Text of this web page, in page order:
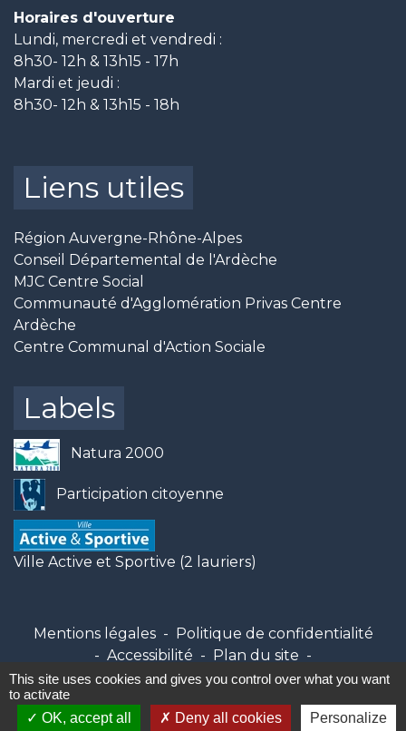
Horaires d'ouverture
Lundi, mercredi et vendredi :
8h30- 12h & 13h15 - 17h
Mardi et jeudi :
8h30- 12h & 13h15 - 18h
Liens utiles
Région Auvergne-Rhône-Alpes
Conseil Départemental de l'Ardèche
MJC Centre Social
Communauté d'Agglomération Privas Centre
Ardèche
Centre Communal d'Action Sociale
Labels
Natura 2000
Participation citoyenne
Ville Active et Sportive (2 lauriers)
Mentions légales - Politique de confidentialité
- Accessibilité - Plan du site -
Gestion des cookies
Site créé en partenariat avec Réseau des Communes
This site uses cookies and gives you control over what you want
to activate
OK, accept all
Deny all cookies Personalize